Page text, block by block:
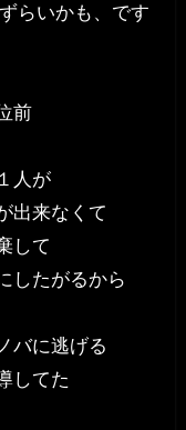
らいかも、です
前
人が
出来なくて
して
したがるから
バに逃げる
してた